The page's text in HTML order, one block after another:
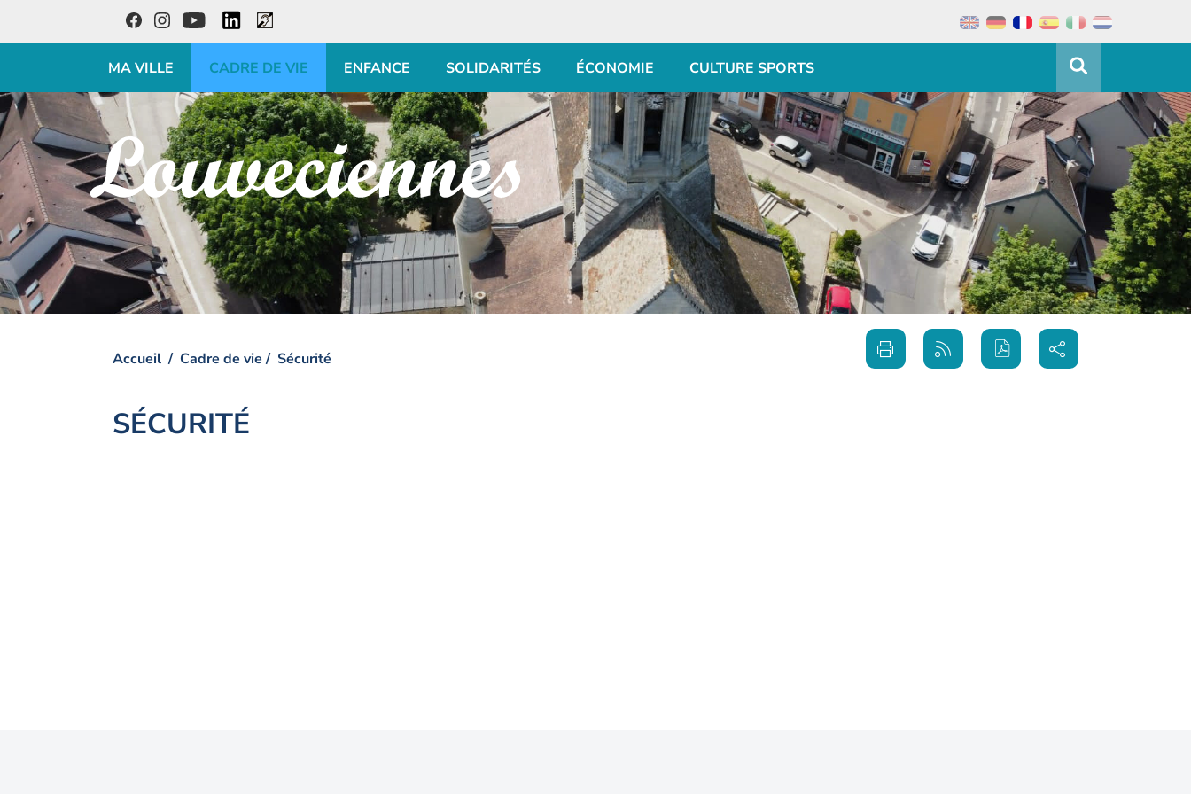
FacebookInstagramYoutube LinkedInAccessibilité
MA VILLE CADRE DE VIE ENFANCE SOLIDARITÉS ÉCONOMIE CULTURE SPORTS
Visiter la page accueil du site de Louveciennes
Accueil Cadre de vie Sécurité
Imprimer
cette
page
Générer
le flux
RSS
Partager
sur les
réseaux
sociaux
SÉCURITÉ